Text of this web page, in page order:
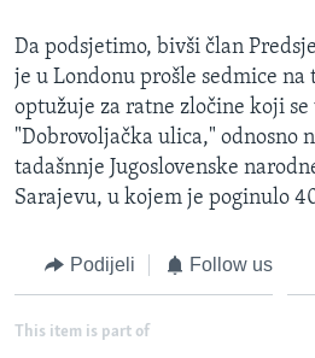
Jezici
Da podsjetimo, bivši član
je u Londonu prošle sedmice
optužuje za ratne zločine koji se
"Dobrovoljačka ulica," odnosno
tadašnnje Jugoslovenske
Sarajevu, u kojem je poginulo
Podijeli Follow us
This item is part of